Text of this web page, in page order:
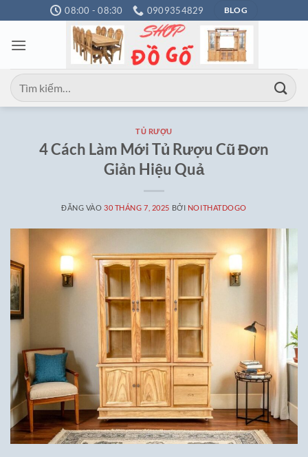
qua
nội
08:00 - 08:30 0909354829 BLOG
Tìm
kiếm:
TỦ RƯỢU
4 Cách Làm Mới Tủ Rượu Cũ Đơn
Giản Hiệu Quả
ĐĂNG VÀO 30 THÁNG 7, 2025 BỞI NOITHATDOGO